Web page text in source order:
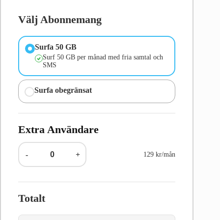
Välj Abonnemang
Surfa 50 GB
Surf 50 GB per månad med fria samtal och
SMS
Surfa obegränsat
Extra Användare
- + 129 kr/mån
Totalt